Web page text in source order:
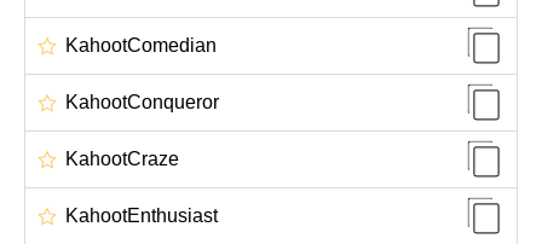
KahootComedian
KahootConqueror
KahootCraze
KahootEnthusiast